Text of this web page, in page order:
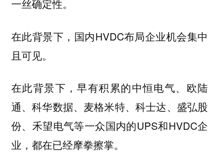
一丝确定性。
在此背景下，国内HVDC布局企业机会集中
且可见。
在此背景下，早有积累的中恒电气、欧陆
通、科华数据、麦格米特、科士达、盛弘股
份、禾望电气等一众国内的UPS和HVDC企
业，都在已经摩拳擦掌。